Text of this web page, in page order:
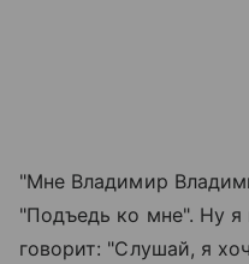
"Мне Владимир
"Подъедь ко мне". Ну
говорит: "Слушай, я